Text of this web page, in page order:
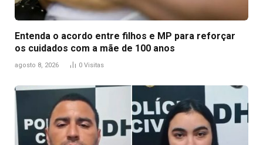
Entenda o acordo entre filhos e MP para reforçar
os cuidados com a mãe de 100 anos
agosto 8, 2026 0 Visitas